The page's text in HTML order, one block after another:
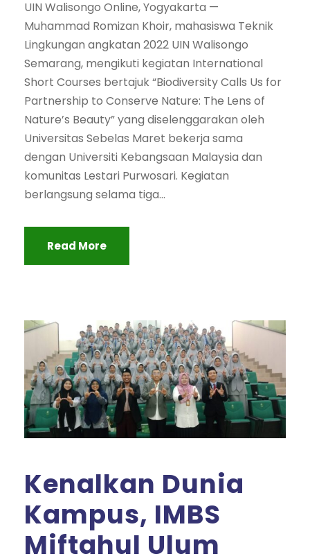
UIN Walisongo Online, Yogyakarta —
Muhammad Romizan Khoir, mahasiswa Teknik
Lingkungan angkatan 2022 UIN Walisongo
Semarang, mengikuti kegiatan International
Short Courses bertajuk “Biodiversity Calls Us for
Partnership to Conserve Nature: The Lens of
Nature’s Beauty” yang diselenggarakan oleh
Universitas Sebelas Maret bekerja sama
dengan Universiti Kebangsaan Malaysia dan
komunitas Lestari Purwosari. Kegiatan
berlangsung selama tiga...
Read More
Kenalkan Dunia
Kampus, IMBS
Miftahul Ulum